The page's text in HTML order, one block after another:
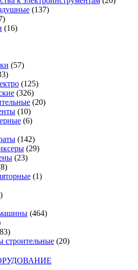
(137)
(16)
(57)
(125)
(326)
(20)
(10)
(6)
(142)
(29)
(23)
(1)
(464)
строительные (20)